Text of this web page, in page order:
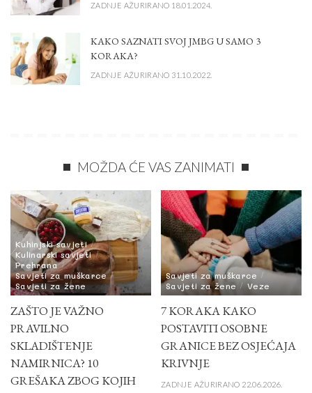
ZADNJE AŽURIRANO 18.01.2024.
KAKO SAZNATI SVOJ JMBG U SAMO 3
KORAKA?
ZADNJE AŽURIRANO 31.10.2022.
MOŽDA ĆE VAS ZANIMATI
Kuhinjski savjeti
Kulinarski savjeti
Prehrana
Savjeti za muškarce
Savjeti za žene
ZAŠTO JE VAŽNO
PRAVILNO
SKLADIŠTENJE
NAMIRNICA? 10
GREŠAKA ZBOG KOJIH
Savjeti za muškarce
Savjeti za žene
Veze
7 KORAKA KAKO
POSTAVITI OSOBNE
GRANICE BEZ OSJEĆAJA
KRIVNJE
ZADNJE AŽURIRANO 22.06.2026.